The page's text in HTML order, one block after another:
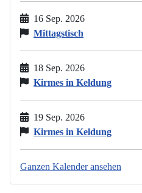
16 Sep. 2026
Mittagstisch
18 Sep. 2026
Kirmes in Keldung
19 Sep. 2026
Kirmes in Keldung
Ganzen Kalender ansehen